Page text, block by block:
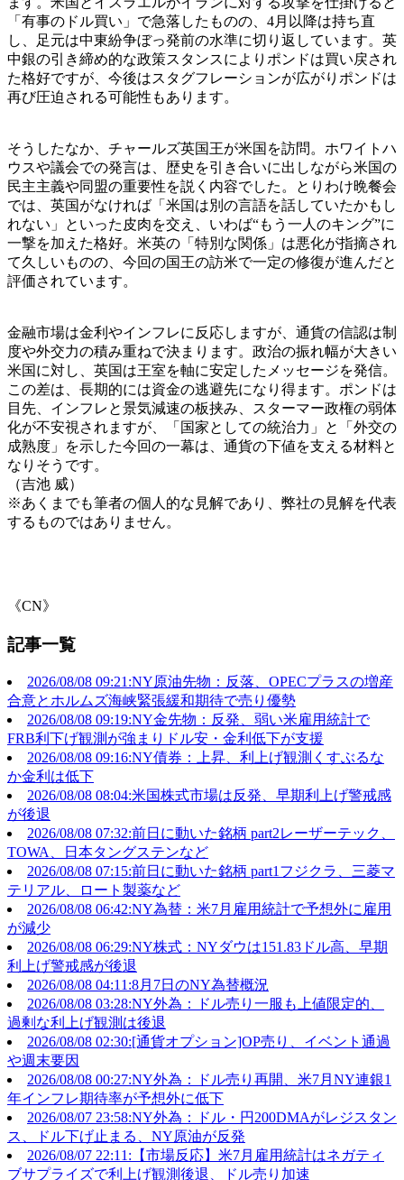
「有事のドル買い」で急落したものの、4月以降は持ち直
し、足元は中東紛争ぼっ発前の水準に切り返しています。英
中銀の引き締め的な政策スタンスによりポンドは買い戻され
た格好ですが、今後はスタグフレーションが広がりポンドは
再び圧迫される可能性もあります。
そうしたなか、チャールズ英国王が米国を訪問。ホワイトハ
ウスや議会での発言は、歴史を引き合いに出しながら米国の
民主主義や同盟の重要性を説く内容でした。とりわけ晩餐会
では、英国がなければ「米国は別の言語を話していたかもし
れない」といった皮肉を交え、いわば“もう一人のキング”に
一撃を加えた格好。米英の「特別な関係」は悪化が指摘され
て久しいものの、今回の国王の訪米で一定の修復が進んだと
評価されています。
金融市場は金利やインフレに反応しますが、通貨の信認は制
度や外交力の積み重ねで決まります。政治の振れ幅が大きい
米国に対し、英国は王室を軸に安定したメッセージを発信。
この差は、長期的には資金の逃避先になり得ます。ポンドは
目先、インフレと景気減速の板挟み、スターマー政権の弱体
化が不安視されますが、「国家としての統治力」と「外交の
成熟度」を示した今回の一幕は、通貨の下値を支える材料と
なりそうです。
（吉池 威）
※あくまでも筆者の個人的な見解であり、弊社の見解を代表
するものではありません。
《CN》
記事一覧
2026/08/08 09:21:NY原油先物：反落、OPECプラスの増産
合意とホルムズ海峡緊張緩和期待で売り優勢
2026/08/08 09:19:NY金先物：反発、弱い米雇用統計で
FRB利下げ観測が強まりドル安・金利低下が支援
2026/08/08 09:16:NY債券：上昇、利上げ観測くすぶるな
か金利は低下
2026/08/08 08:04:米国株式市場は反発、早期利上げ警戒感
が後退
2026/08/08 07:32:前日に動いた銘柄 part2レーザーテック、
TOWA、日本タングステンなど
2026/08/08 07:15:前日に動いた銘柄 part1フジクラ、三菱マ
テリアル、ロート製薬など
2026/08/08 06:42:NY為替：米7月雇用統計で予想外に雇用
が減少
2026/08/08 06:29:NY株式：NYダウは151.83ドル高、早期
利上げ警戒感が後退
2026/08/08 04:11:8月7日のNY為替概況
2026/08/08 03:28:NY外為：ドル売り一服も上値限定的、
過剰な利上げ観測は後退
2026/08/08 02:30:[通貨オプション]OP売り、イベント通過
や週末要因
2026/08/08 00:27:NY外為：ドル売り再開、米7月NY連銀1
年インフレ期待率が予想外に低下
2026/08/07 23:58:NY外為：ドル・円200DMAがレジスタン
ス、ドル下げ止まる、NY原油が反発
2026/08/07 22:11:【市場反応】米7月雇用統計はネガティ
ブサプライズで利上げ観測後退、ドル売り加速